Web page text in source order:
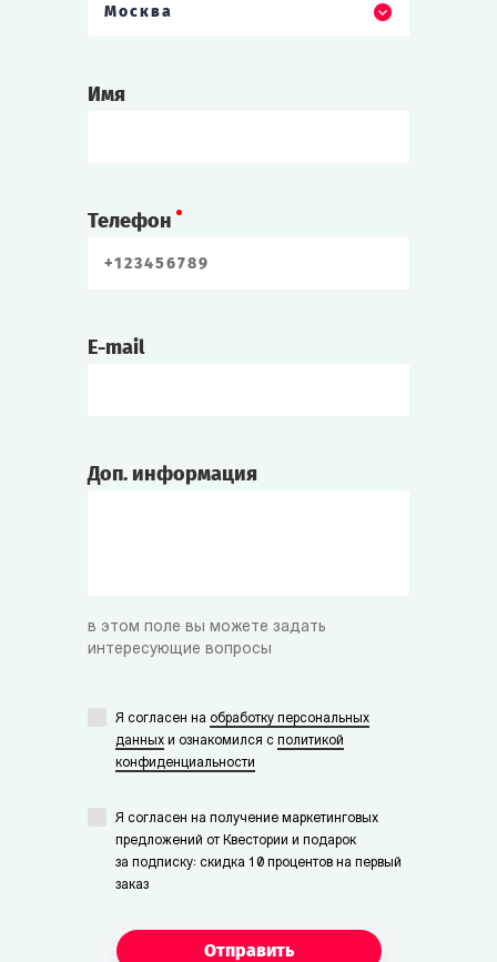
Москва
Имя
Телефон
E-mail
Доп. информация
в этом поле вы можете задать
интересующие вопросы
Я согласен на обработку персональных
данных и ознакомился с политикой
конфиденциальности
Я согласен на получение маркетинговых
предложений от Квестории и подарок
за подписку: скидка 10 процентов на первый
заказ
Отправить